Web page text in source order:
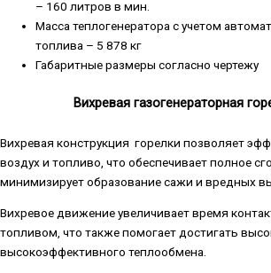
– 160 литров в мин.
Масса теплогенератора с учетом
топлива – 5 878 кг
Габаритные размеры согласно чертежу
Вихревая газогенераторная
Вихревая конструкция горелки позволяет
воздух и топливо, что обеспечивает полное
минимизирует образование сажи и вредных
Вихревое движение увеличивает время
топливом, что также помогает достигать
высокоэффективного теплообмена.